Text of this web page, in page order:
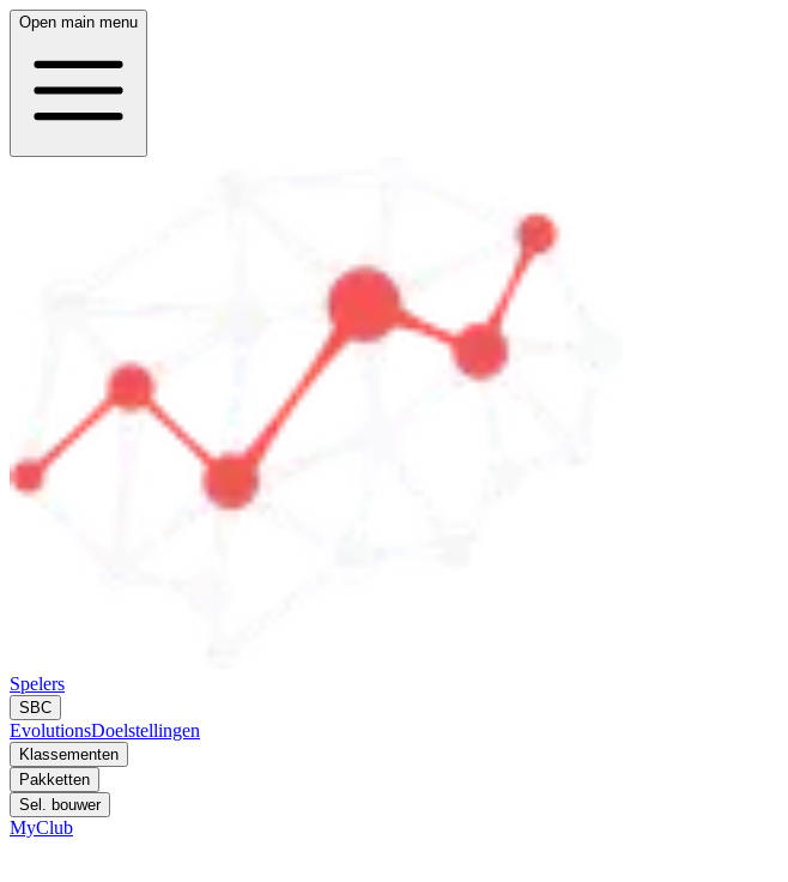
Open main menu
Spelers
SBC
EvolutionsDoelstellingen
Klassementen
Pakketten
Sel. bouwer
MyClub